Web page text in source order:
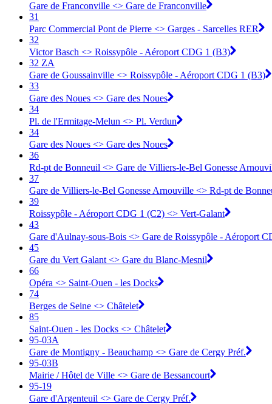
Gare de Franconville <> ︎Gare de Franconville
31
Parc Commercial Pont de Pierre <> Garges - Sarcelles RER
32
Victor Basch <> Roissypôle - Aéroport CDG 1 (B3)
32 ZA
Gare de Goussainville <> Roissypôle - Aéroport CDG 1 (B3)
33
Gare des Noues <> Gare des Noues
34
Pl. de l'Ermitage-Melun <> Pl. Verdun
34
Gare des Noues <> Gare des Noues
36
Rd-pt de Bonneuil <> Gare de Villiers-le-Bel Gonesse
37
Gare de Villiers-le-Bel Gonesse Arnouville <> Rd-pt de
39
Roissypôle - Aéroport CDG 1 (C2) <> Vert-Galant
43
Gare d'Aulnay-sous-Bois <> Gare de Roissypôle - Aéroport
45
Gare du Vert Galant <> Gare du Blanc-Mesnil
66
Opéra <> Saint-Ouen - les Docks
74
Berges de Seine <> Châtelet
85
Saint-Ouen - les Docks <> Châtelet
95-03A
Gare de Montigny - Beauchamp <> ︎Gare de Cergy Préf.
95-03B
Mairie / Hôtel de Ville <> ︎Gare de Bessancourt
95-19
Gare d'Argenteuil <> ︎Gare de Cergy Préf.